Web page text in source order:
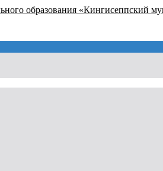
образования «Кингисеппский